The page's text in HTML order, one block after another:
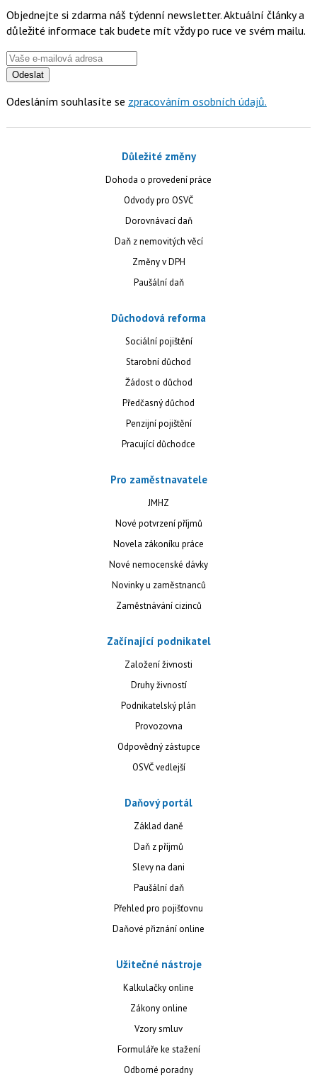
Objednejte si zdarma náš týdenní newsletter. Aktuální články a
důležité informace tak budete mít vždy po ruce ve svém mailu.
Odeslat
Odesláním souhlasíte se zpracováním osobních údajů.
Důležité změny
Dohoda o provedení práce
Odvody pro OSVČ
Dorovnávací daň
Daň z nemovitých věcí
Změny v DPH
Paušální daň
Důchodová reforma
Sociální pojištění
Starobní důchod
Žádost o důchod
Předčasný důchod
Penzijní pojištění
Pracující důchodce
Pro zaměstnavatele
JMHZ
Nové potvrzení příjmů
Novela zákoníku práce
Nové nemocenské dávky
Novinky u zaměstnanců
Zaměstnávání cizinců
Začínající podnikatel
Založení živnosti
Druhy živností
Podnikatelský plán
Provozovna
Odpovědný zástupce
OSVČ vedlejší
Daňový portál
Základ daně
Daň z příjmů
Slevy na dani
Paušální daň
Přehled pro pojišťovnu
Daňové přiznání online
Užitečné nástroje
Kalkulačky online
Zákony online
Vzory smluv
Formuláře ke stažení
Odborné poradny